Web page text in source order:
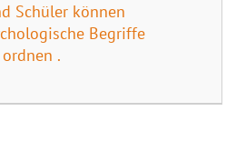
Schüler können
Begriffe
.